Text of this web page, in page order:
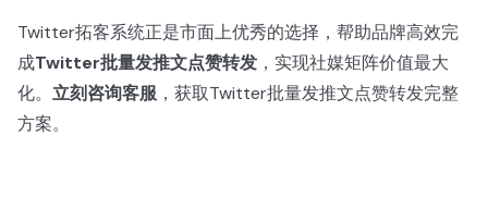
Twitter拓客系统正是市面上优秀的选择，帮助品牌高效完
成Twitter批量发推文点赞转发 ，实现社媒矩阵价值最大
化。 立刻咨询客服 ，获取Twitter批量发推文点赞转发完整
方案。